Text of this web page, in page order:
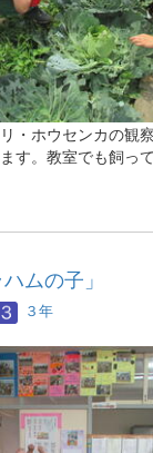
・ホウセンカの観
す。教室でも飼って
ムの子」
３年